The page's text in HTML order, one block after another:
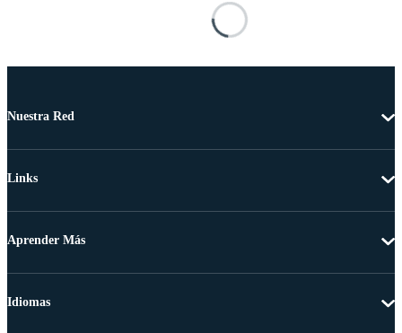
Nuestra Red
Links
Aprender Más
Idiomas